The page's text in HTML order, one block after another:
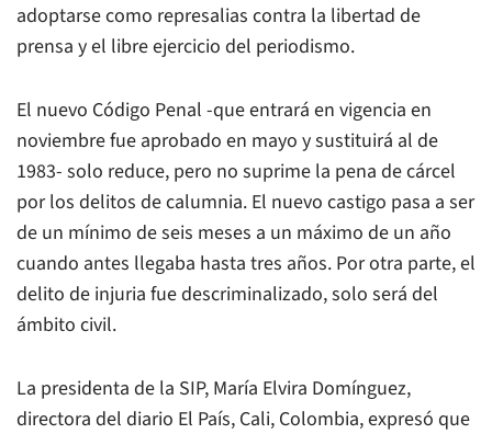
adoptarse como represalias contra la libertad de
prensa y el libre ejercicio del periodismo.
El nuevo Código Penal -que entrará en vigencia en
noviembre fue aprobado en mayo y sustituirá al de
1983- solo reduce, pero no suprime la pena de cárcel
por los delitos de calumnia. El nuevo castigo pasa a ser
de un mínimo de seis meses a un máximo de un año
cuando antes llegaba hasta tres años. Por otra parte, el
delito de injuria fue descriminalizado, solo será del
ámbito civil.
La presidenta de la SIP, María Elvira Domínguez,
directora del diario El País, Cali, Colombia, expresó que